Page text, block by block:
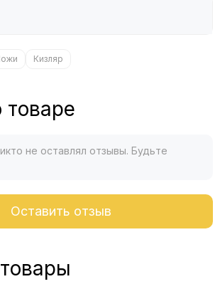
Кизляр
не оставлял отзывы. Будьте
Оставить отзыв